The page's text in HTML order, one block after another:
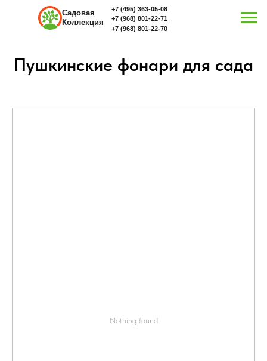
+7 (495) 363-05-08
+7 (968) 801-22-71
Садовая
Коллекция
+7 (968) 801-22-70
Пушкинские фонари для сада
Nothing found